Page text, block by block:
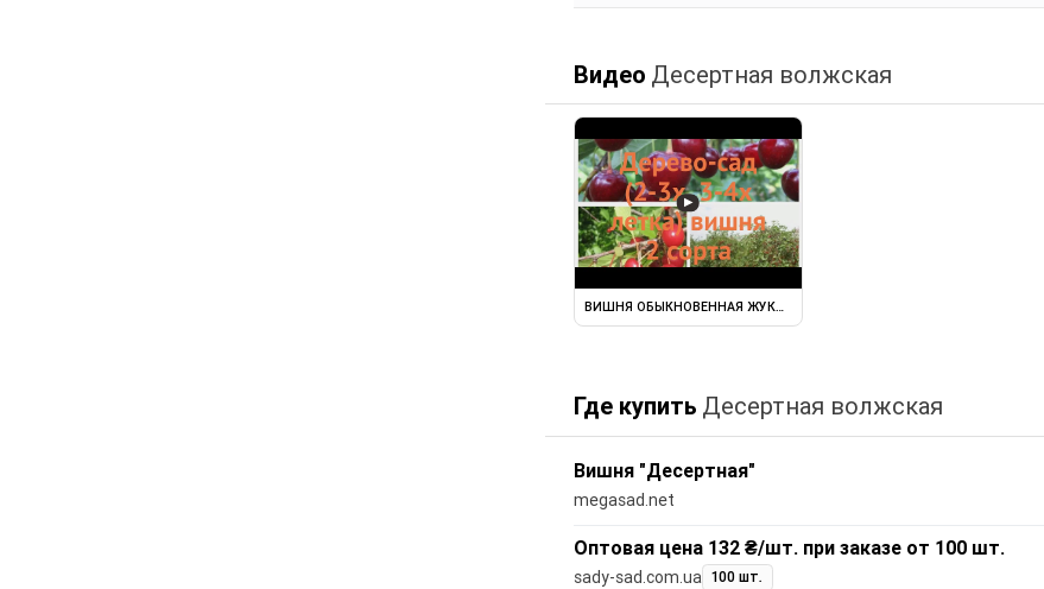
Видео Десертная волжская
▶
ВИШНЯ ОБЫКНОВЕННАЯ ЖУКОВСКАЯ - ДЕСЕРТНАЯ МОРОЗОВОЙ ...
Где купить Десертная волжская
Вишня "Десертная"
megasad.net
Оптовая цена 132 ₴/шт. при заказе от 100 шт.
sady-sad.com.ua 100 шт.